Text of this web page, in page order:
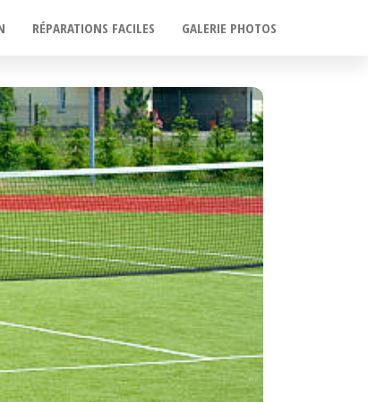
RÉPARATIONS FACILES GALERIE PHOTOS